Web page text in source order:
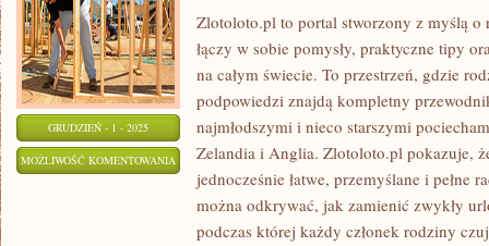
GRUDZIEŃ - 1 - 2025
MOŻLIWOŚĆ KOMENTOWANIA WOJEWÓDZTWO
WIELKOPOLSKIE
LITWA
Zlotoloto.pl to portal stworzony z myślą
łączy w sobie pomysły, praktyczne tipy
na całym świecie. To przestrzeń, gdzie
podpowiedzi znajdą kompletny
najmłodszymi i nieco starszymi
Zelandia i Anglia. Zlotoloto.pl pokazuje,
jednocześnie łatwe, przemyślane i pełne
można odkrywać, jak zamienić zwykły
podczas której każdy członek rodziny